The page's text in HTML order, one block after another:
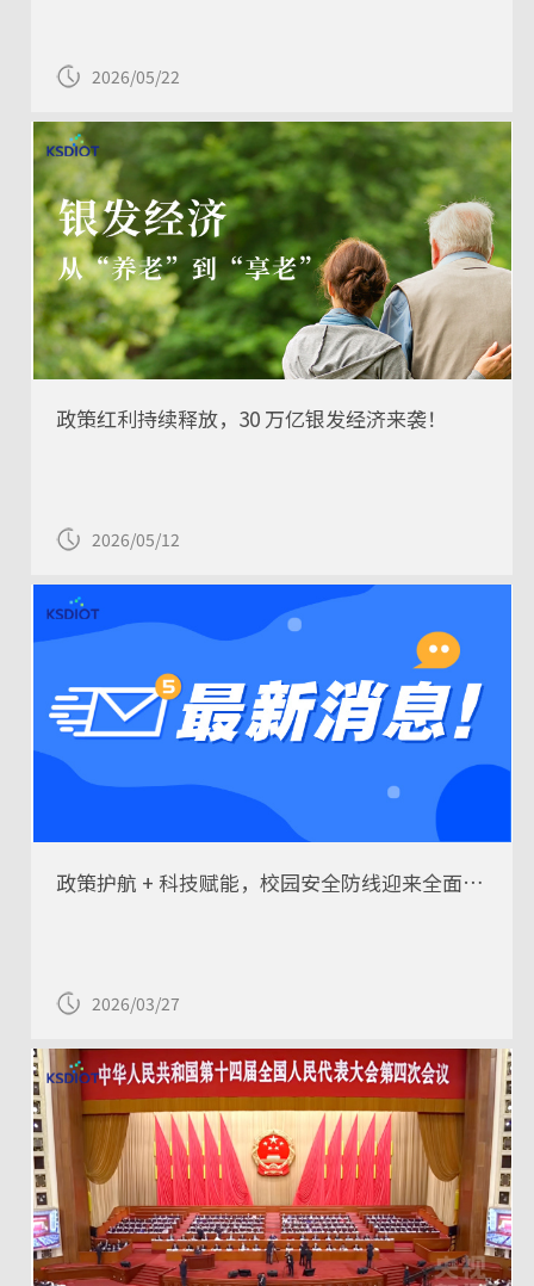
2026/05/22
政策红利持续释放，30 万亿银发经济来袭！
2026/05/12
政策护航 + 科技赋能，校园安全防线迎来全面升级
2026/03/27